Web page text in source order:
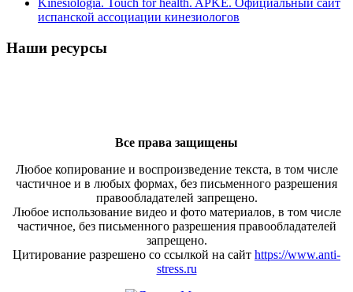
Kinesiologia. Touch for health. APKE. Официальный сайт
испанской ассоциации кинезиологов
Наши ресурсы
Все права защищены
Любое копирование и воспроизведение текста, в том числе
частичное и в любых формах, без письменного разрешения
правообладателей запрещено.
Любое использование видео и фото материалов, в том числе
частичное, без письменного разрешения правообладателей
запрещено.
Цитирование разрешено со ссылкой на сайт https://www.anti-
stress.ru